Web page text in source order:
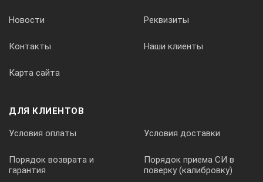
Новости Реквизиты
Контакты Наши клиенты
Карта сайта
ДЛЯ КЛИЕНТОВ
Условия оплаты Условия доставки
Порядок возврата и
гарантия
Порядок приема СИ в
поверку (калибровку)